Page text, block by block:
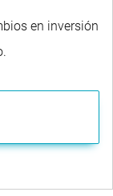
en inversión